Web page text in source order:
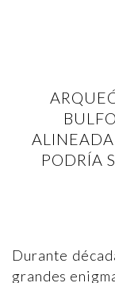
ALINEADA
PODRÍA
Durante
grandes